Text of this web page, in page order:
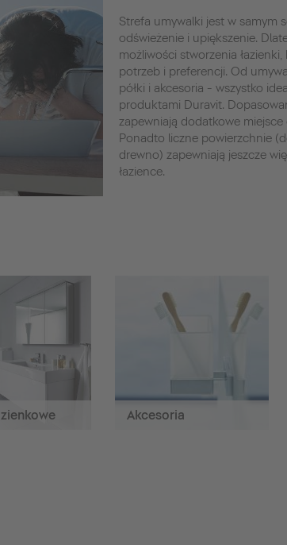
Strefa umywalki jest w samym
odświeżenie i upiększenie.
możliwości stworzenia
potrzeb i preferencji. Od
półki i akcesoria - wszystko
produktami Duravit.
zapewniają dodatkowe
Ponadto liczne powierzchnie
drewno) zapewniają jeszcze
łazience.
Akcesoria